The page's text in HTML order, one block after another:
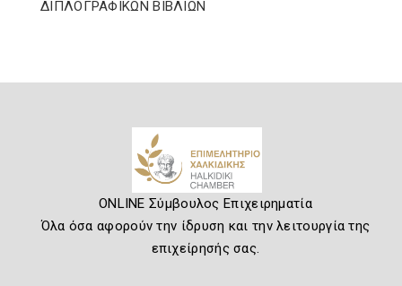
ΔΙΠΛΟΓΡΑΦΙΚΩΝ ΒΙΒΛΙΩΝ
ONLINE Σύμβουλος Επιχειρηματία
Όλα όσα αφορούν την ίδρυση και την λειτουργία της
επιχείρησής σας.